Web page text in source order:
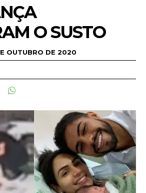
O SUSTO
OUTUBRO DE 2020